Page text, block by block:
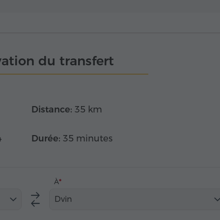
du transfert
Distance: 35 km
Durée: 35 minutes
À
Dvin